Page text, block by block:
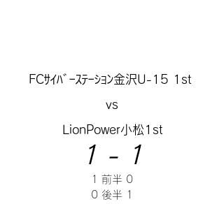
FCｻｲﾊﾞｰｽﾃｰｼｮﾝ金沢U-15 1st
vs
LionPower小松1st
1 - 1
1 前半 0
0 後半 1